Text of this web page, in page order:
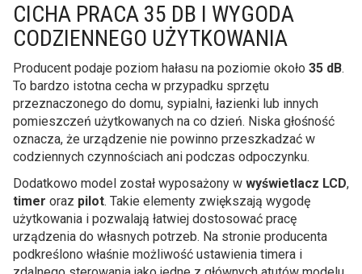
CICHA PRACA 35 DB I WYGODA
CODZIENNEGO UŻYTKOWANIA
Producent podaje poziom hałasu na poziomie około 35 dB.
To bardzo istotna cecha w przypadku sprzętu
przeznaczonego do domu, sypialni, łazienki lub innych
pomieszczeń użytkowanych na co dzień. Niska głośność
oznacza, że urządzenie nie powinno przeszkadzać w
codziennych czynnościach ani podczas odpoczynku.
Dodatkowo model został wyposażony w wyświetlacz LCD,
timer oraz pilot. Takie elementy zwiększają wygodę
użytkowania i pozwalają łatwiej dostosować pracę
urządzenia do własnych potrzeb. Na stronie producenta
podkreślono właśnie możliwość ustawienia timera i